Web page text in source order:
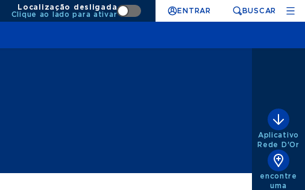
Localização desligada
Clique ao lado para ativar
ENTRAR BUSCAR
Aplicativo
Rede D'Or
encontre
uma